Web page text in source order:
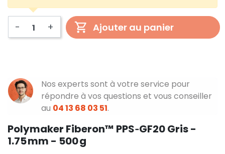
- + Ajouter au panier
Nos experts sont à votre service pour
répondre à vos questions et vous conseiller
au 04 13 68 03 51.
Polymaker Fiberon™ PPS‑GF20 Gris -
1.75 mm - 500 g